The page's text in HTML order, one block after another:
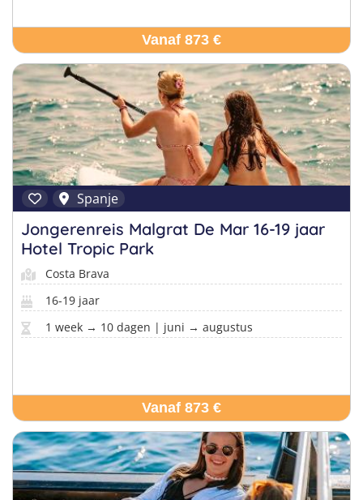
Vanaf 873 €
Spanje
Jongerenreis Malgrat De Mar 16-19 jaar
Hotel Tropic Park
Costa Brava
16-19 jaar
1 week → 10 dagen | juni → augustus
Vanaf 873 €